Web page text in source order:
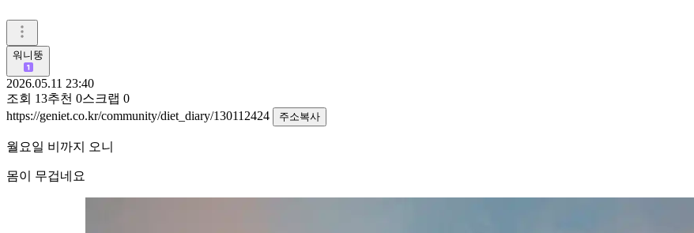
워니뚱
2026.05.11 23:40
조회 13추천 0스크랩 0
https://geniet.co.kr/community/diet_diary/130112424
주소복사
월요일 비까지 오니
몸이 무겁네요